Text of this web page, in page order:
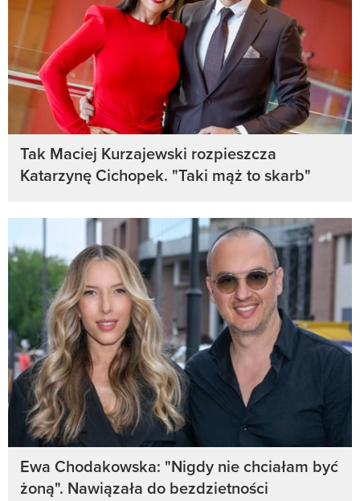
Tak Maciej Kurzajewski rozpieszcza
Katarzynę Cichopek. "Taki mąż to skarb"
Ewa Chodakowska: "Nigdy nie chciałam być
żoną". Nawiązała do bezdzietności